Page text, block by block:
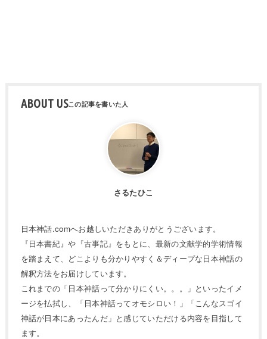
ABOUT US
さるたひこ
日本神話.comへお越しいただきありがとうございます。
『日本書紀』や『古事記』をもとに、最新の文献学的学術情報
を踏まえて、どこよりも分かりやすく＆ディープな日本神話の
解釈方法をお届けしています。
これまでの「日本神話って分かりにくい。。。」といったイメ
ージを払拭し、「日本神話ってオモシロい！」「こんなスゴイ
神話が日本にあったんだ」と感じていただける内容を目指して
ます。